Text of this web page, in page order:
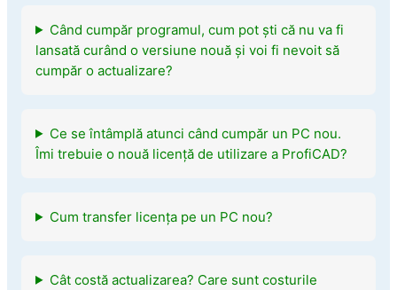
Când cumpăr programul, cum pot ști că nu va fi
lansată curând o versiune nouă și voi fi nevoit să
cumpăr o actualizare?
Ce se întâmplă atunci când cumpăr un PC nou.
Îmi trebuie o nouă licență de utilizare a ProfiCAD?
Cum transfer licența pe un PC nou?
Cât costă actualizarea? Care sunt costurile